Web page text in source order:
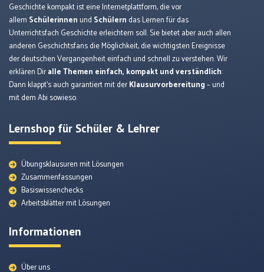
Geschichte kompakt ist eine Internetplattform, die vor
allem Schülerinnen und Schülern das Lernen für das
Unterrichtsfach Geschichte erleichtern soll. Sie bietet aber auch allen
anderen Geschichtsfans die Möglichkeit, die wichtigsten Ereignisse
der deutschen Vergangenheit einfach und schnell zu verstehen. Wir
erklären Diralle Themen einfach, kompakt und verständlich:
Dann klappt’s auch garantiert mit derKlausurvorbereitung– und
mit dem Abi sowieso.
Lernshop für Schüler & Lehrer
Übungsklausuren mit Lösungen
Zusammenfassungen
Basiswissenchecks
Arbeitsblätter mit Lösungen
Informationen
Über uns